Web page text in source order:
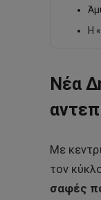
Η
Νέα
Με
τον
σαφές